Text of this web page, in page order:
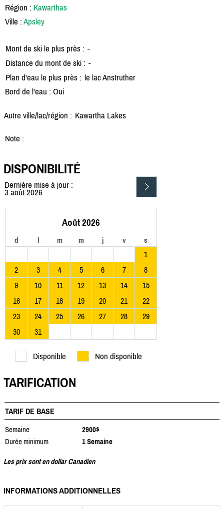
Région : Kawarthas
Ville : Apsley
Mont de ski le plus près : -
Distance du mont de ski : -
Plan d'eau le plus près : le lac Anstruther
Bord de l'eau : Oui
Autre ville/lac/région : Kawartha Lakes
Note :
DISPONIBILITÉ
Dernière mise à jour :
3 août 2026
Août 2026
d l m m j v s
1
2
3 4 5 6 7
8
9
10 11 12 13 14
15
16
17 18 19 20 21
22
23
24 25 26 27 28
29
30
31
Disponible Non disponible
TARIFICATION
TARIF DE BASE
Semaine
2900$
Durée minimum
1 Semaine
Les prix sont en dollar Canadien
INFORMATIONS ADDITIONNELLES